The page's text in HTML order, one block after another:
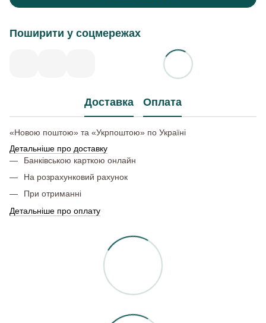
Поширити у соцмережах
Доставка Оплата
«Новою поштою» та «Укрпоштою» по Україні
Детальніше про доставку
Банківською карткою онлайн
На розрахунковий рахунок
При отриманні
Детальніше про оплату